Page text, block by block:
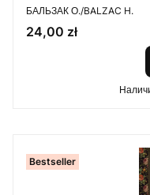
ПРОИЗВОДИТЕЛЬ
БАЛЬЗАК О./BALZAC H.
Цена
24,00 zł
Bestseller